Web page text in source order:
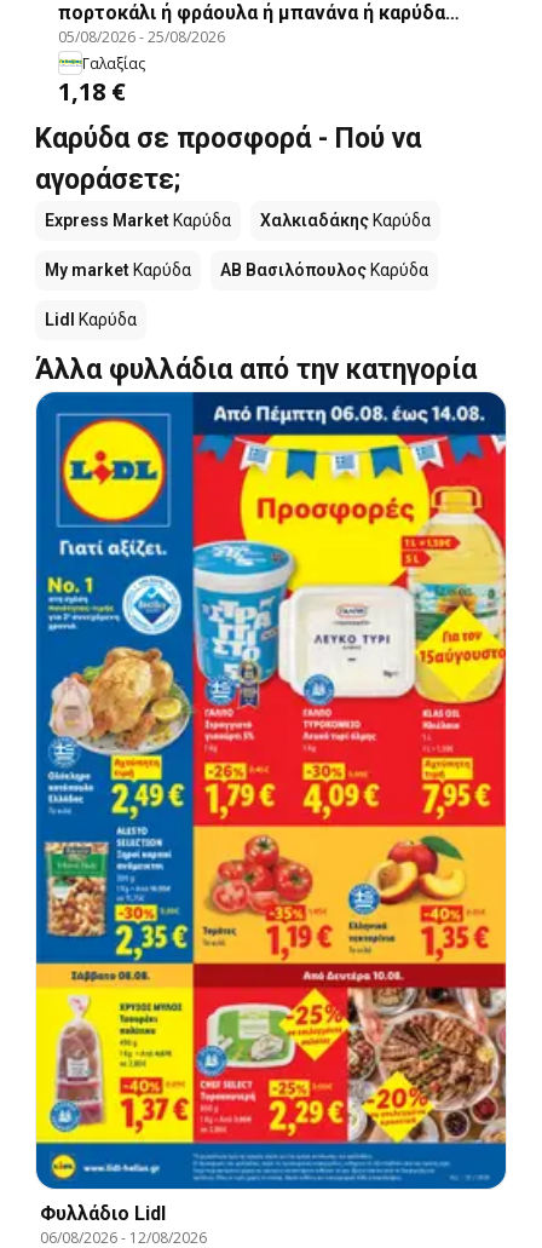
πορτοκάλι ή φράουλα ή μπανάνα ή καρύδα
200γρ., ΠΑΠΑΔΟΠΟΥΛΟΥ γεμιστά με κρέμα
λεμόνι ή πορτοκάλι ή φράουλα ή μπανάνα ή
καρύδα 200γρ.
05/08/2026-25/08/2026
Γαλαξίας
1,18 €
Καρύδα σε προσφορά - Πού να
αγοράσετε;
Express Market Καρύδα Χαλκιαδάκης Καρύδα
My market Καρύδα ΑΒ Βασιλόπουλος Καρύδα
Lidl Καρύδα
Άλλα φυλλάδια από την κατηγορία
Φυλλάδιο Lidl
06/08/2026- 12/08/2026